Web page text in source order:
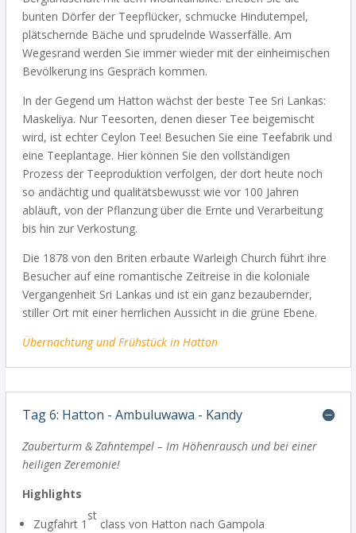
bunten Dörfer der Teepflücker, schmucke Hindutempel,
plätschernde Bäche und sprudelnde Wasserfälle. Am
Wegesrand werden Sie immer wieder mit der einheimischen
Bevölkerung ins Gespräch kommen.
In der Gegend um Hatton wächst der beste Tee Sri Lankas:
Maskeliya. Nur Teesorten, denen dieser Tee beigemischt
wird, ist echter Ceylon Tee! Besuchen Sie eine Teefabrik und
eine Teeplantage. Hier können Sie den vollständigen
Prozess der Teeproduktion verfolgen, der dort heute noch
so andächtig und qualitätsbewusst wie vor 100 Jahren
abläuft, von der Pflanzung über die Ernte undVerarbeitung
bis hin zur Verkostung.
Die 1878 von den Briten erbaute Warleigh Church führt ihre
Besucher auf eine romantische Zeitreise in die koloniale
Vergangenheit Sri Lankas und ist ein ganz bezaubernder,
stiller Ort mit einer herrlichen Aussicht in die grüne Ebene.
Übernachtung und Frühstück in Hatton
Tag 6: Hatton - Ambuluwawa - Kandy
Zauberturm & Zahntempel – Im Höhenrausch und bei einer
heiligen Zeremonie!
Highlights
Zugfahrt 1
st
class von Hatton nach Gampola